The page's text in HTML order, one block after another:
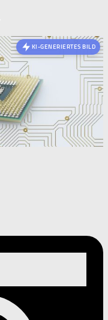
KI-GENERIERTES BILD